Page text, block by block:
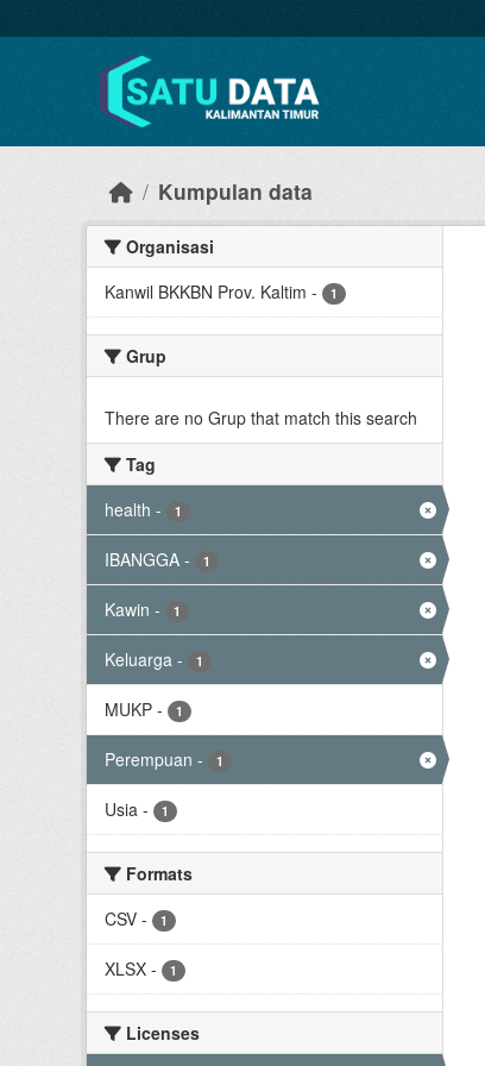
Kumpulan data
Organisasi
Kanwil BKKBN Prov. Kaltim - 1
Grup
There are no Grup that match this search
Tag
health - 1
IBANGGA - 1
Kawin - 1
Keluarga - 1
MUKP - 1
Perempuan - 1
Usia - 1
Formats
CSV - 1
XLSX - 1
Licenses